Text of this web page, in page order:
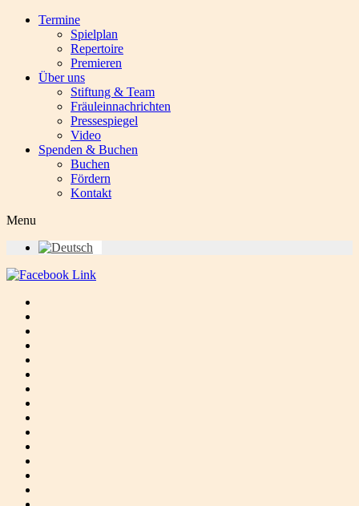
Termine
Spielplan
Repertoire
Premieren
Über uns
Stiftung & Team
Fräuleinnachrichten
Pressespiegel
Video
Spenden & Buchen
Buchen
Fördern
Kontakt
Menu